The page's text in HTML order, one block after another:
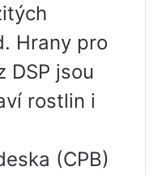
Hrany pro
DSP jsou
rostlin i
(CPB)